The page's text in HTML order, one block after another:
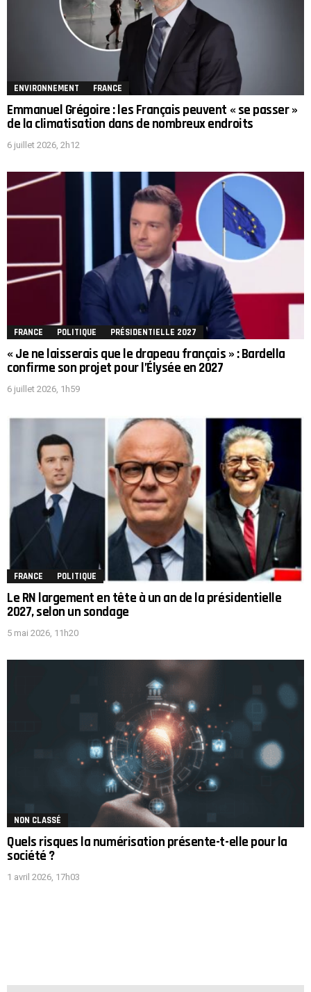
ENVIRONNEMENT FRANCE
Emmanuel Grégoire : les Français peuvent « se passer »
de la climatisation dans de nombreux endroits
6 juillet 2026, 2h12
FRANCE POLITIQUE PRÉSIDENTIELLE 2027
« Je ne laisserais que le drapeau français » : Bardella
confirme son projet pour l’Élysée en 2027
6 juillet 2026, 1h59
FRANCE POLITIQUE
Le RN largement en tête à un an de la présidentielle
2027, selon un sondage
5 mai 2026, 11h20
NON CLASSÉ
Quels risques la numérisation présente-t-elle pour la
société ?
1 avril 2026, 17h03